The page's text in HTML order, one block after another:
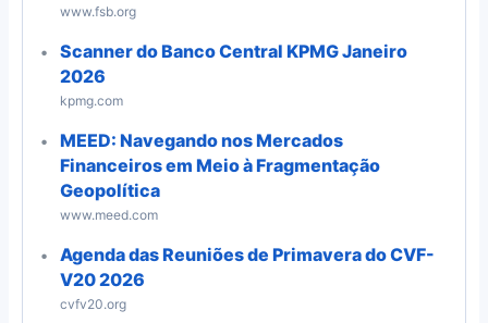
www.fsb.org
Scanner do Banco Central KPMG Janeiro
2026
kpmg.com
MEED: Navegando nos Mercados
Financeiros em Meio à Fragmentação
Geopolítica
www.meed.com
Agenda das Reuniões de Primavera do CVF-
V20 2026
cvfv20.org